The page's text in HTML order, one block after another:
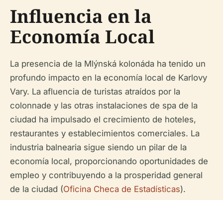
Influencia en la
Economía Local
La presencia de la Mlýnská kolonáda ha tenido un
profundo impacto en la economía local de Karlovy
Vary. La afluencia de turistas atraídos por la
colonnade y las otras instalaciones de spa de la
ciudad ha impulsado el crecimiento de hoteles,
restaurantes y establecimientos comerciales. La
industria balnearia sigue siendo un pilar de la
economía local, proporcionando oportunidades de
empleo y contribuyendo a la prosperidad general
de la ciudad (Oficina Checa de Estadísticas).